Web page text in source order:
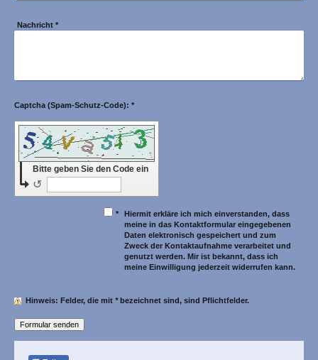
Nachricht *
Captcha (Spam-Schutz-Code): *
Bitte geben Sie den Code ein
↺
*
Hiermit erkläre ich mich einverstanden, dass
meine in das Kontaktformular eingegebenen
Daten elektronisch gespeichert und zum
Zweck der Kontaktaufnahme verarbeitet und
genutzt werden. Mir ist bekannt, dass ich
meine Einwilligung jederzeit widerrufen kann.
Hinweis : Felder, die mit *bezeichnet sind, sind Pflichtfelder.